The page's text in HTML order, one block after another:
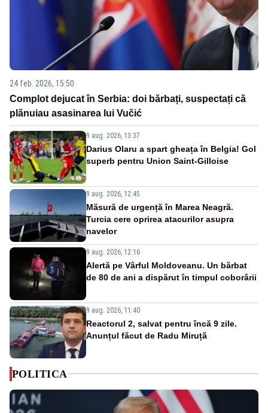
24 feb. 2026, 15:50
Complot dejucat în Serbia: doi bărbați, suspectați că
plănuiau asasinarea lui Vučić
9 aug. 2026, 13:37
Darius Olaru a spart gheața în Belgia! Gol
superb pentru Union Saint-Gilloise
9 aug. 2026, 12:45
Măsură de urgență în Marea Neagră.
Turcia cere oprirea atacurilor asupra
navelor
9 aug. 2026, 12:16
Alertă pe Vârful Moldoveanu. Un bărbat
de 80 de ani a dispărut în timpul coborârii
9 aug. 2026, 11:40
Reactorul 2, salvat pentru încă 9 zile.
Anunțul făcut de Radu Miruță
POLITICA